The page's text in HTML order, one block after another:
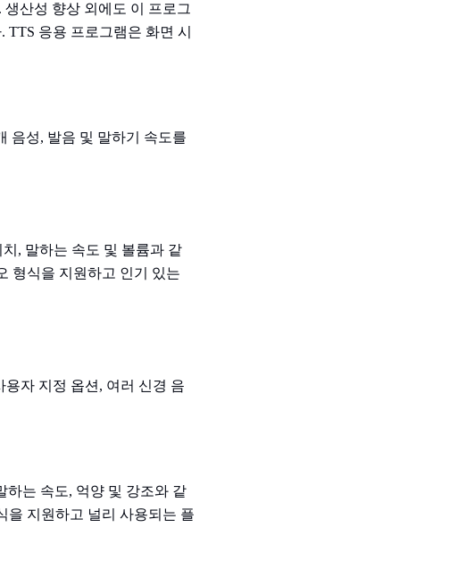
산성 향상 외에도 이 프로그
응용 프로그램은 화면 시
음성, 발음 및 말하기 속도를
치, 말하는 속도 및 볼륨과 같
형식을 지원하고 인기 있는
용자 지정 옵션, 여러 신경 음
하는 속도, 억양 및 강조와 같
을 지원하고 널리 사용되는 플